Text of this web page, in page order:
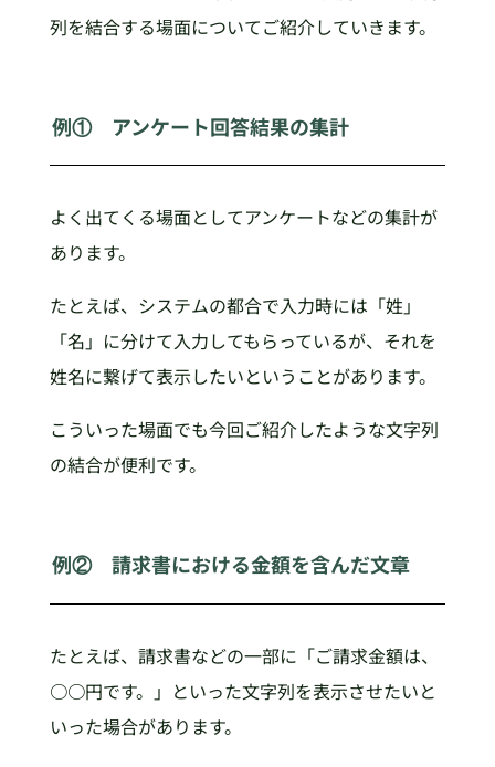
列を結合する場面についてご紹介していきます。
例① アンケート回答結果の集計
よく出てくる場面としてアンケートなどの集計が
あります。
たとえば、システムの都合で入力時には「姓」
「名」に分けて入力してもらっているが、それを
姓名に繋げて表示したいということがあります。
こういった場面でも今回ご紹介したような文字列
の結合が便利です。
例② 請求書における金額を含んだ文章
たとえば、請求書などの一部に「ご請求金額は、
○○円です。」といった文字列を表示させたいと
いった場合があります。